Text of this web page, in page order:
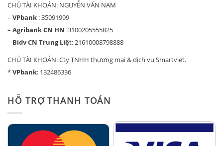
CHỦ TÀI KHOẢN: NGUYỄN VĂN NAM
– VPbank : 35991999
– Agribank CN HN :3100205555825
– Bidv CN Trung Liệt: 21610008798888
CHỦ TÀI KHOẢN: Cty TNHH thương mại & dịch vụ Smartviet.
*VPbank: 132486336
HỖ TRỢ THANH TOÁN